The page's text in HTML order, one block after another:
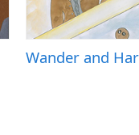
Wander and